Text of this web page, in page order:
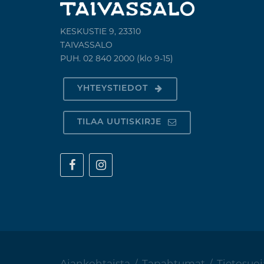
KESKUSTIE 9, 23310
TAIVASSALO
PUH. 02 840 2000 (klo 9-15)
YHTEYSTIEDOT
TILAA UUTISKIRJE